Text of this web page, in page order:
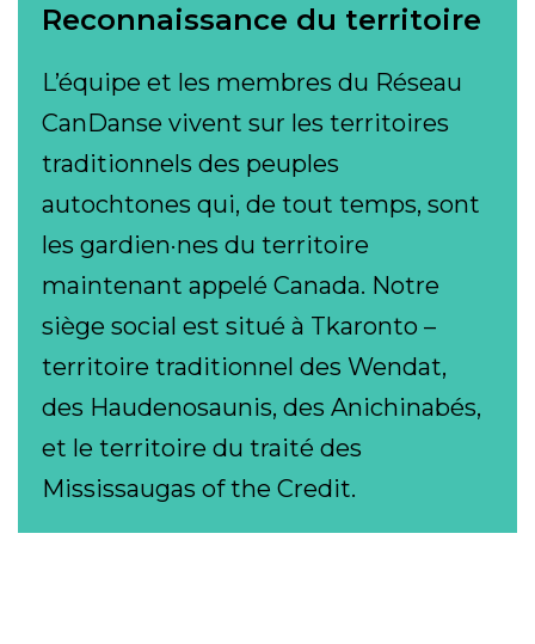
Reconnaissance du territoire
L’équipe et les membres du Réseau
CanDanse vivent sur les territoires
traditionnels des peuples
autochtones qui, de tout temps, sont
les gardien·nes du territoire
maintenant appelé Canada. Notre
siège social est situé à Tkaronto –
territoire traditionnel des Wendat,
des Haudenosaunis, des Anichinabés,
et le territoire du traité des
Mississaugas of the Credit.